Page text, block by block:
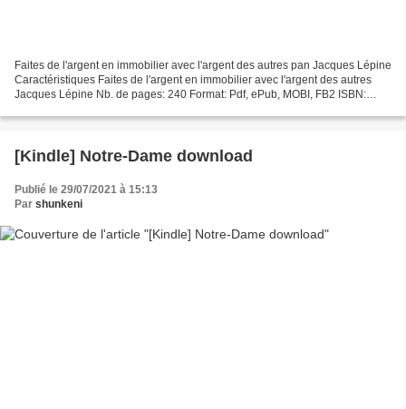
Faites de l'argent en immobilier avec l'argent des autres pan Jacques Lépine
Caractéristiques Faites de l'argent en immobilier avec l'argent des autres
Jacques Lépine Nb. de pages: 240 Format: Pdf, ePub, MOBI, FB2 ISBN:
[Kindle] Notre-Dame download
Publié le 29/07/2021 à 15:13
Par shunkeni